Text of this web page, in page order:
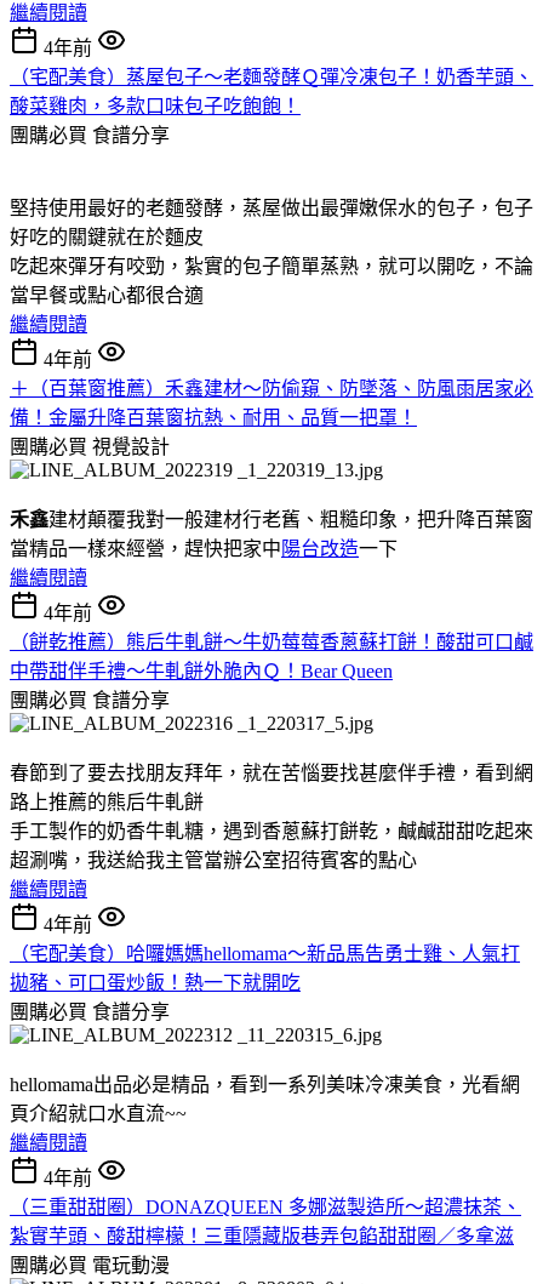
繼續閱讀
4年前
（宅配美食）蒸屋包子～老麵發酵Ｑ彈冷凍包子！奶香芋頭、
酸菜雞肉，多款口味包子吃飽飽！
團購必買 食譜分享
堅持使用最好的老麵發酵，蒸屋做出最彈嫩保水的包子，包子
好吃的關鍵就在於麵皮
吃起來彈牙有咬勁，紮實的包子簡單蒸熟，就可以開吃，不論
當早餐或點心都很合適
繼續閱讀
4年前
＋（百葉窗推薦）禾鑫建材～防偷窺、防墜落、防風雨居家必
備！金屬升降百葉窗抗熱、耐用、品質一把罩！
團購必買 視覺設計
禾鑫建材顛覆我對一般建材行老舊、粗糙印象，把升降百葉窗
當精品一樣來經營，趕快把家中 陽台改造一下
繼續閱讀
4年前
（餅乾推薦）熊后牛軋餅～牛奶莓莓香蔥蘇打餅！酸甜可口鹹
中帶甜伴手禮～牛軋餅外脆內Ｑ！Bear Queen
團購必買 食譜分享
春節到了要去找朋友拜年，就在苦惱要找甚麼伴手禮，看到網
路上推薦的熊后牛軋餅
手工製作的奶香牛軋糖，遇到香蔥蘇打餅乾，鹹鹹甜甜吃起來
超涮嘴，我送給我主管當辦公室招待賓客的點心
繼續閱讀
4年前
（宅配美食）哈囉媽媽hellomama～新品馬告勇士雞、人氣打
拋豬、可口蛋炒飯！熱一下就開吃
團購必買 食譜分享
hellomama出品必是精品，看到一系列美味冷凍美食，光看網
頁介紹就口水直流~~
繼續閱讀
4年前
（三重甜甜圈）DONAZQUEEN 多娜滋製造所～超濃抹茶、
紮實芋頭、酸甜檸檬！三重隱藏版巷弄包餡甜甜圈／多拿滋
團購必買 電玩動漫